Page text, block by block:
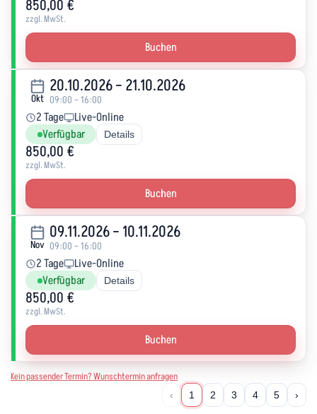
850,00 €
zzgl. MwSt.
Buchen
Okt
20.10.2026 – 21.10.2026
09:00 – 16:00
2 Tage
Live-Online
Verfügbar
Details
850,00 €
zzgl. MwSt.
Buchen
Nov
09.11.2026 – 10.11.2026
09:00 – 16:00
2 Tage
Live-Online
Verfügbar
Details
850,00 €
zzgl. MwSt.
Buchen
Kein passender Termin? Wunschtermin anfragen
‹ 1 2 3 4 5 ›